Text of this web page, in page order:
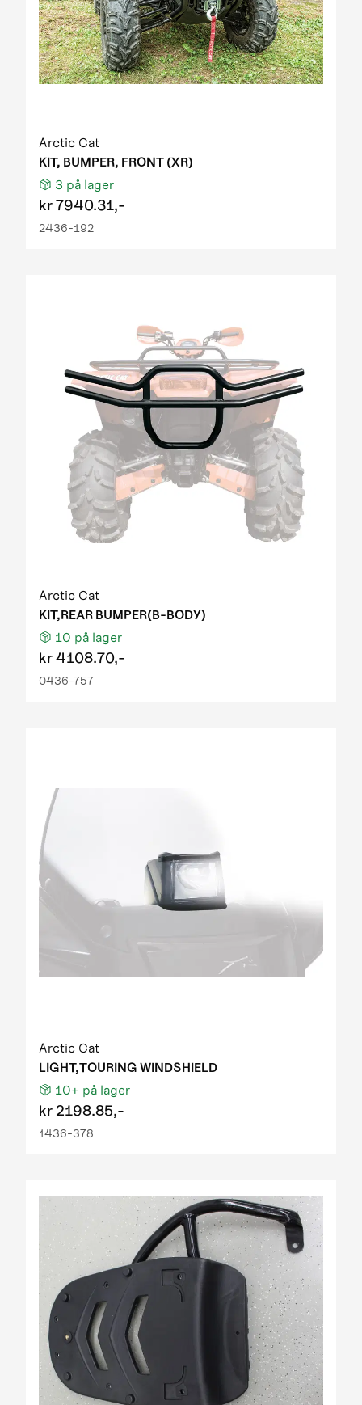
Arctic Cat
KIT, BUMPER, FRONT (XR)
3 på lager
kr7940.31,-
2436-192
Arctic Cat
KIT,REAR BUMPER(B-BODY)
10 på lager
kr4108.70,-
0436-757
Arctic Cat
LIGHT,TOURING WINDSHIELD
10+ på lager
kr 2198.85,-
1436-378